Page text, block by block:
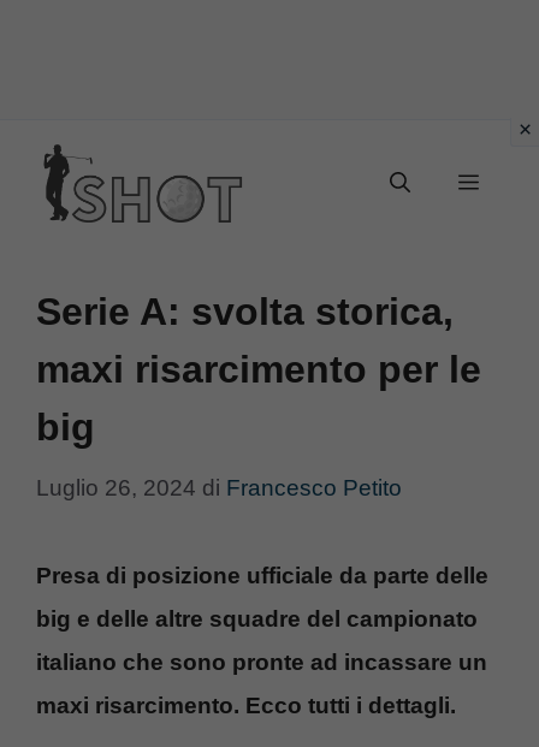
contenuto
Menu
Serie A: svolta storica,
maxi risarcimento per le
big
Luglio 26, 2024 di Francesco Petito
Presa di posizione ufficiale da parte delle
big e delle altre squadre del campionato
italiano che sono pronte ad incassare un
maxi risarcimento. Ecco tutti i dettagli.